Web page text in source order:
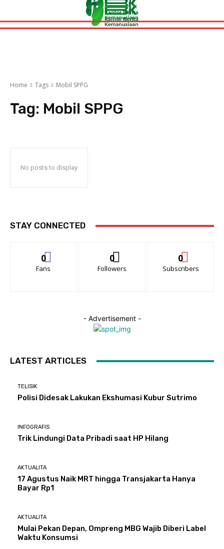
Home Tags Mobil SPPG
Tag: Mobil SPPG
No posts to display
STAY CONNECTED
0
Fans
0
Followers
0
Subscribers
- Advertisement -
LATEST ARTICLES
TELISIK
Polisi Didesak Lakukan Ekshumasi Kubur Sutrimo
INFOGRAFIS
Trik Lindungi Data Pribadi saat HP Hilang
AKTUALITA
17 Agustus Naik MRT hingga Transjakarta Hanya
Bayar Rp1
AKTUALITA
Mulai Pekan Depan, Ompreng MBG Wajib Diberi Label
Waktu Konsumsi